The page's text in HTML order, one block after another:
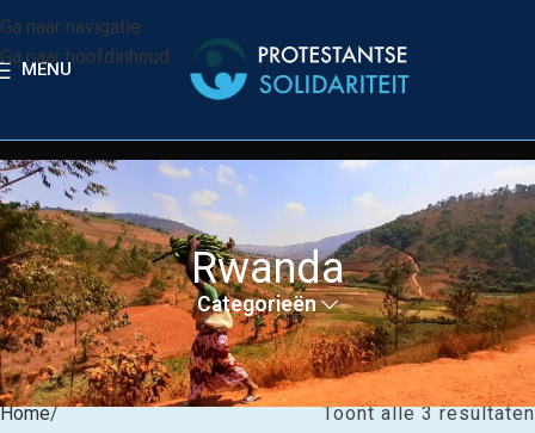
Ga naar navigatie
Ga naar hoofdinhoud
MENU
Rwanda
Categorieën
Home Toont alle 3 resultaten